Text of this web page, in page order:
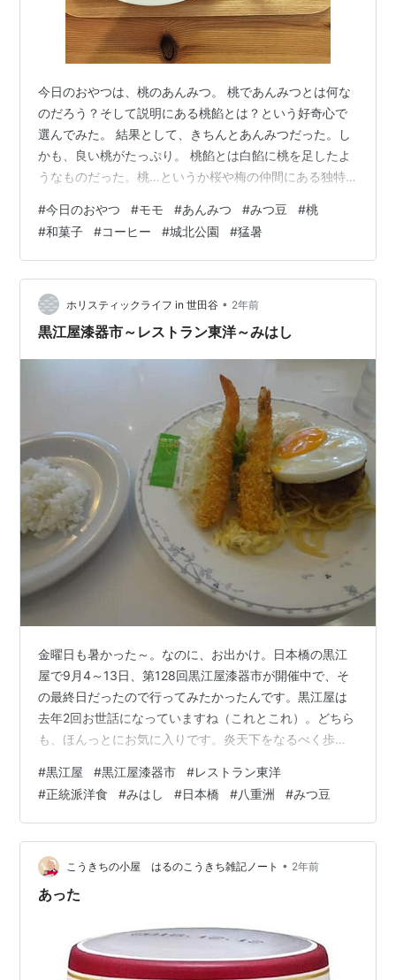
今日のおやつは、桃のあんみつ。 桃であんみつとは何な
のだろう？そして説明にある桃餡とは？という好奇心で
選んでみた。 結果として、きちんとあんみつだった。し
かも、良い桃がたっぷり。 桃餡とは白餡に桃を足したよ
うなものだった。桃…というか桜や梅の仲間にある独特
風の素材や寒天であんみつを形成しているが、どこかパ
フェのような趣もある。しかも、これは贅沢なタイプの
パフェに近い。 たべるたのしみ 改訂文庫版 作者:甲斐 み
のり サンクチュアリ・パブリッシング Amazon 田辺聖子
のエッセイ-食べるたのしみ (単行本) 作者:田辺 聖子 中央
公論新社 …
#今日のおやつ #モモ #あんみつ #みつ豆 #桃
#和菓子 #コーヒー #城北公園 #猛暑
ホリスティックライフ in 世田谷 • 2年前
黒江屋漆器市～レストラン東洋～みはし
金曜日も暑かった～。なのに、お出かけ。日本橋の黒江
屋で9月4～13日、第128回黒江屋漆器市が開催中で、そ
の最終日だったので行ってみたかったんです。黒江屋は
去年2回お世話になっていますね（これとこれ）。どちら
も、ほんっとにお気に入りです。炎天下をなるべく歩か
バスを利用して向かいました。まずは、念願のレストラ
ン東洋でお昼を。去年9月に川連漆器を買った時にいただ
いた茶菓券で1階の喫茶室でケーキと紅茶はいただきまし
たが、レストラン（2階）は、ずーっと前から気になって
いたのに未体験だったのです。メニューは正統派洋食レ
ストランらしいものが並びます。そうと…
#黒江屋 #黒江屋漆器市 #レストラン東洋
#正統派洋食 #みはし #日本橋 #八重洲 #みつ豆
こうきちの小屋 はるのこうきち雑記ノート • 2年前
あった